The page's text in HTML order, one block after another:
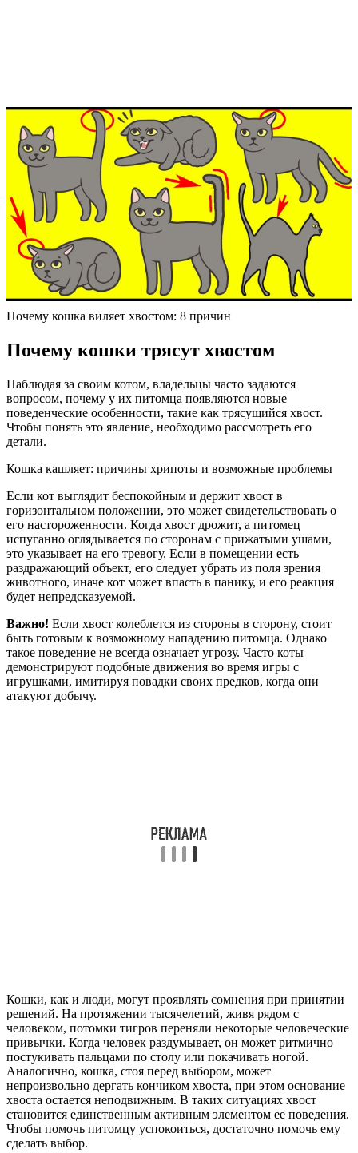
Почему кошка виляет хвостом: 8 причин
Почему кошки трясут хвостом
Наблюдая за своим котом, владельцы часто задаются
вопросом, почему у их питомца появляются новые
поведенческие особенности, такие как трясущийся хвост.
Чтобы понять это явление, необходимо рассмотреть его
детали.
Кошка кашляет: причины хрипоты и возможные проблемы
Если кот выглядит беспокойным и держит хвост в
горизонтальном положении, это может свидетельствовать о
его настороженности. Когда хвост дрожит, а питомец
испуганно оглядывается по сторонам с прижатыми ушами,
это указывает на его тревогу. Если в помещении есть
раздражающий объект, его следует убрать из поля зрения
животного, иначе кот может впасть в панику, и его реакция
будет непредсказуемой.
Важно! Если хвост колеблется из стороны в сторону, стоит
быть готовым к возможному нападению питомца. Однако
такое поведение не всегда означает угрозу. Часто коты
демонстрируют подобные движения во время игры с
игрушками, имитируя повадки своих предков, когда они
атакуют добычу.
Кошки, как и люди, могут проявлять сомнения при принятии
решений. На протяжении тысячелетий, живя рядом с
человеком, потомки тигров переняли некоторые человеческие
привычки. Когда человек раздумывает, он может ритмично
постукивать пальцами по столу или покачивать ногой.
Аналогично, кошка, стоя перед выбором, может
непроизвольно дергать кончиком хвоста, при этом основание
хвоста остается неподвижным. В таких ситуациях хвост
становится единственным активным элементом ее поведения.
Чтобы помочь питомцу успокоиться, достаточно помочь ему
сделать выбор.